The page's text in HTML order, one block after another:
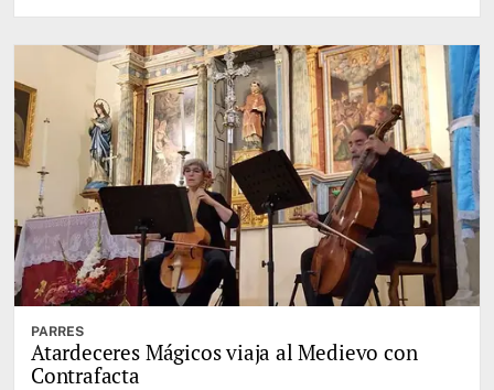
PARRES
Atardeceres Mágicos viaja al Medievo con
Contrafacta